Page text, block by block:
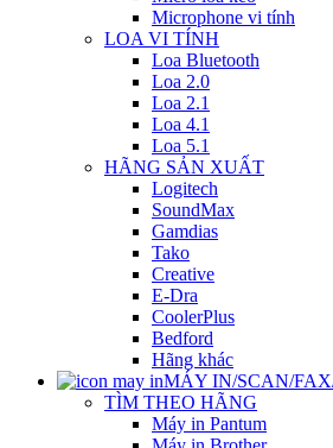
Microphone vi tính
LOA VI TÍNH
Loa Bluetooth
Loa 2.0
Loa 2.1
Loa 4.1
Loa 5.1
HÃNG SẢN XUẤT
Logitech
SoundMax
Gamdias
Tako
Creative
E-Dra
CoolerPlus
Bedford
Hãng khác
MÁY IN/SCAN/
TÌM THEO HÃNG
Máy in Pantum